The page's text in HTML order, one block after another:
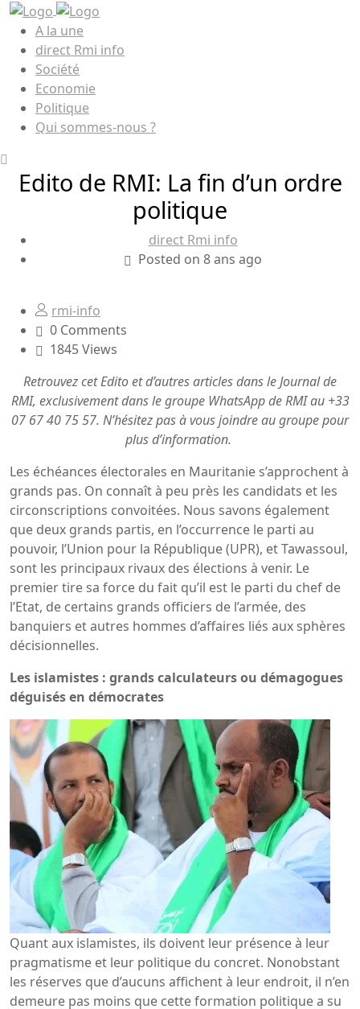
A la une
direct Rmi info
Société
Economie
Politique
Qui sommes-nous ?
Edito de RMI: La fin d’un ordre
politique
direct Rmi info
Posted on 8 ans ago
rmi-info
0 Comments
1845 Views
Retrouvez cet Edito et d’autres articles dans le Journal de
RMI, exclusivement dans le groupe WhatsApp de RMI au +33
07 67 40 75 57. N’hésitez pas à vous joindre au groupe pour
plus d’information.
Les échéances électorales en Mauritanie s’approchent à
grands pas. On connaît à peu près les candidats et les
circonscriptions convoitées. Nous savons également
que deux grands partis, en l’occurrence le parti au
pouvoir, l’Union pour la République (UPR), et Tawassoul,
sont les principaux rivaux des élections à venir. Le
premier tire sa force du fait qu’il est le parti du chef de
l’Etat, de certains grands officiers de l’armée, des
banquiers et autres hommes d’affaires liés aux sphères
décisionnelles.
Les islamistes : grands calculateurs ou démagogues
déguisés en démocrates
Quant aux islamistes, ils doivent leur présence à leur
pragmatisme et leur politique du concret. Nonobstant
les réserves que d’aucuns affichent à leur endroit, il n’en
demeure pas moins que cette formation politique a su